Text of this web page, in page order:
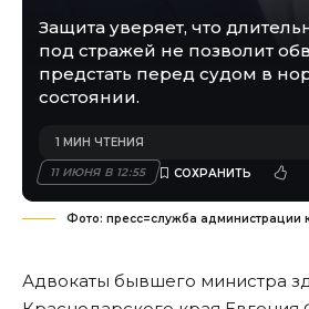
Защита уверяет, что
под стражей не позволит
предстать перед судом в
состоянии.
11 ИЮНЯ В 12:55
1 МИН ЧТЕНИЯ
Фото: пресс=служба администрации
Адвокаты бывшего министра